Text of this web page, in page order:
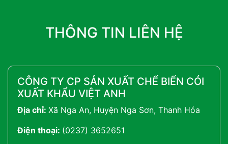
THÔNG TIN LIÊN HỆ
CÔNG TY CP SẢN XUẤT CHẾ BIẾN CÓI
XUẤT KHẨU VIỆT ANH
Địa chỉ: Xã Nga An, Huyện Nga Sơn, Thanh Hóa
Điện thoại: (0237) 3652651